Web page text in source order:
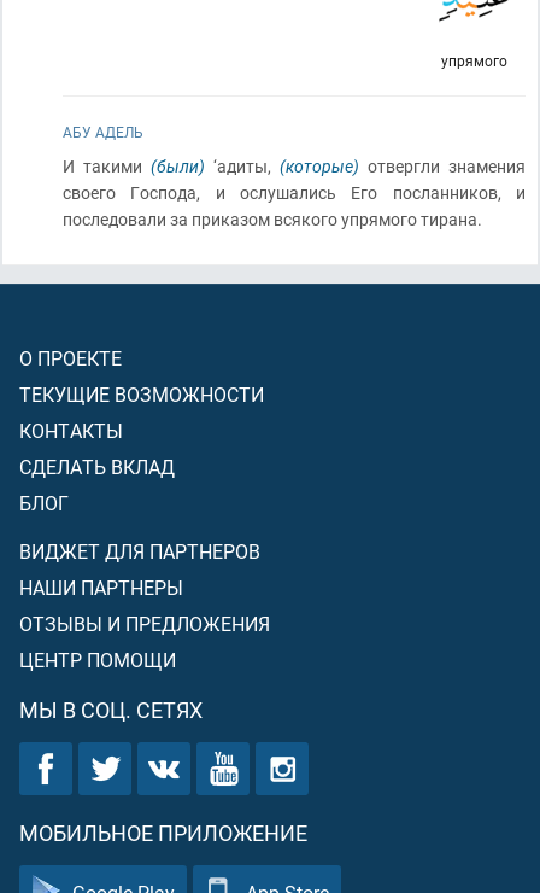
упрямого
АБУ АДЕЛЬ
И такими (были) ‘адиты, (которые) отвергли знамения
своего Господа, и ослушались Его посланников, и
последовали за приказом всякого упрямого тирана.
О ПРОЕКТЕ
ТЕКУЩИЕ ВОЗМОЖНОСТИ
КОНТАКТЫ
СДЕЛАТЬ ВКЛАД
БЛОГ
ВИДЖЕТ ДЛЯ ПАРТНЕРОВ
НАШИ ПАРТНЕРЫ
ОТЗЫВЫ И ПРЕДЛОЖЕНИЯ
ЦЕНТР ПОМОЩИ
МЫ В СОЦ. СЕТЯХ
МОБИЛЬНОЕ ПРИЛОЖЕНИЕ